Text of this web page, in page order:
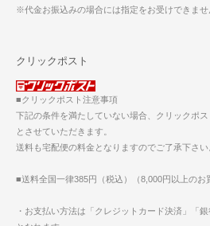
※代金お振込みの場合には指定をお受けできませ
クリックポスト
■クリックポスト注意事項
下記の条件を満たしていない場合、クリックポ
とさせていただきます。
送料も宅配便の料金となりますのでご了承下さい
■送料全国一律385円（税込）（8,000円以上のお
・お支払い方法は「クレジットカード決済」「